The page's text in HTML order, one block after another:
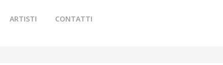
ARTISTI CONTATTI